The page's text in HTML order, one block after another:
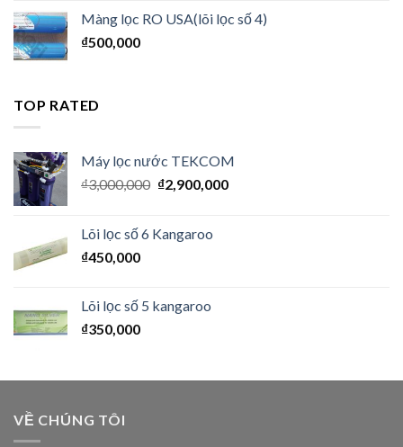
Màng lọc RO USA(lõi lọc số 4)
₫500,000
TOP RATED
Máy lọc nước TEKCOM
₫3,000,000 ₫2,900,000
Lõi lọc số 6 Kangaroo
₫450,000
Lõi lọc số 5 kangaroo
₫350,000
VỀ CHÚNG TÔI